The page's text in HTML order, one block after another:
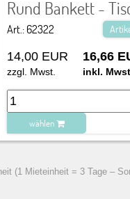
Art.: 62322
14,00 EUR 16,66
zzgl. Mwst. inkl.
wählen
(1 Mieteinheit = 3 Tage –